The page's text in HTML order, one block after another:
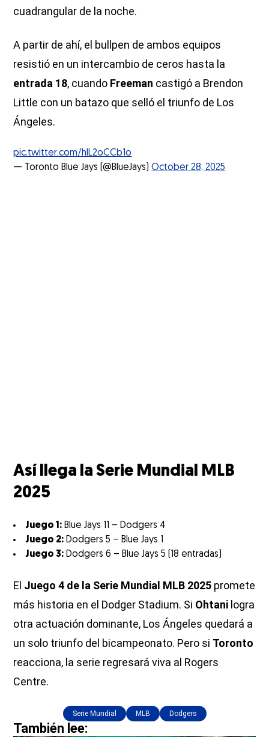
cuadrangular de la noche.
A partir de ahí, el bullpen de ambos equipos
resistió en un intercambio de ceros hasta la
entrada 18, cuando Freeman castigó a Brendon
Little con un batazo que selló el triunfo de Los
Ángeles.
pic.twitter.com/hIL2oCCb1o
— Toronto Blue Jays (@BlueJays)October 28, 2025
Así llega la Serie Mundial MLB
2025
Juego 1: Blue Jays 11 – Dodgers 4
Juego 2: Dodgers 5 – Blue Jays 1
Juego 3: Dodgers 6 – Blue Jays 5 (18 entradas)
El Juego 4 de la Serie Mundial MLB 2025 promete
más historia en el Dodger Stadium. Si Ohtani logra
otra actuación dominante, Los Ángeles quedará a
un solo triunfo del bicampeonato. Pero si Toronto
reacciona, la serie regresará viva al Rogers
Centre.
Serie Mundial MLB Dodgers
También lee: